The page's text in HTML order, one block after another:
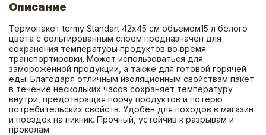
Описание
Термопакет termy Standart 42х45 см объемом15 л белого
цвета с фольгированным слоем предназначен для
сохранения температуры продуктов во время
транспортировки. Может использоваться для
замороженной продукции, а также для готовой горячей
еды. Благодаря отличным изоляционным свойствам пакет
в течение нескольких часов сохраняет температуру
внутри, предотвращая порчу продуктов и потерю
потребительских свойств. Удобен для походов в магазин
и поездок на пикник. Прочный, устойчив к разрывам и
проколам.